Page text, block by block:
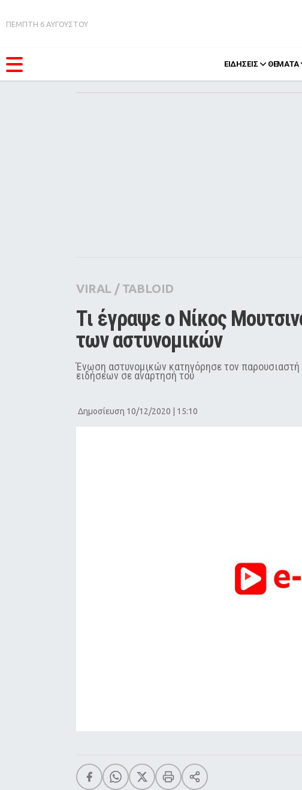
ΠΕΜΠΤΗ 6 ΑΥΓΟΥΣΤΟΥ
ΕΙΔΗΣΕΙΣ ΘΕΜΑΤΑ
Pop Culture
Agenda
VIRAL / TABLOID
Tι έγραψε ο Νίκος
των αστυνομικών
Ένωση αστυνομικών κατηγόρησε τον παρουσιαστή
ειδήσεων σε ανάρτησή του
Δημοσίευση 10/12/2020 | 15:10